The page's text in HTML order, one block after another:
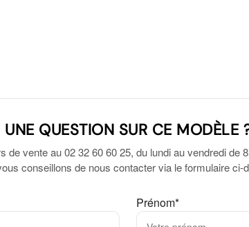
UNE QUESTION SUR CE MODÈLE
de vente au 02 32 60 60 25, du lundi au vendredi de
conseillons de nous contacter via le formulaire ci-
Prénom*